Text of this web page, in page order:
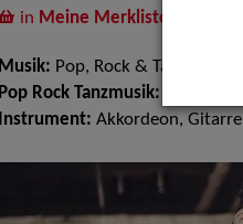
in Meine Merkliste
Musik: Pop, Rock & Tanzmusik
Pop Rock Tanzmusik:
Instrument: Akkordeon, Gitarre